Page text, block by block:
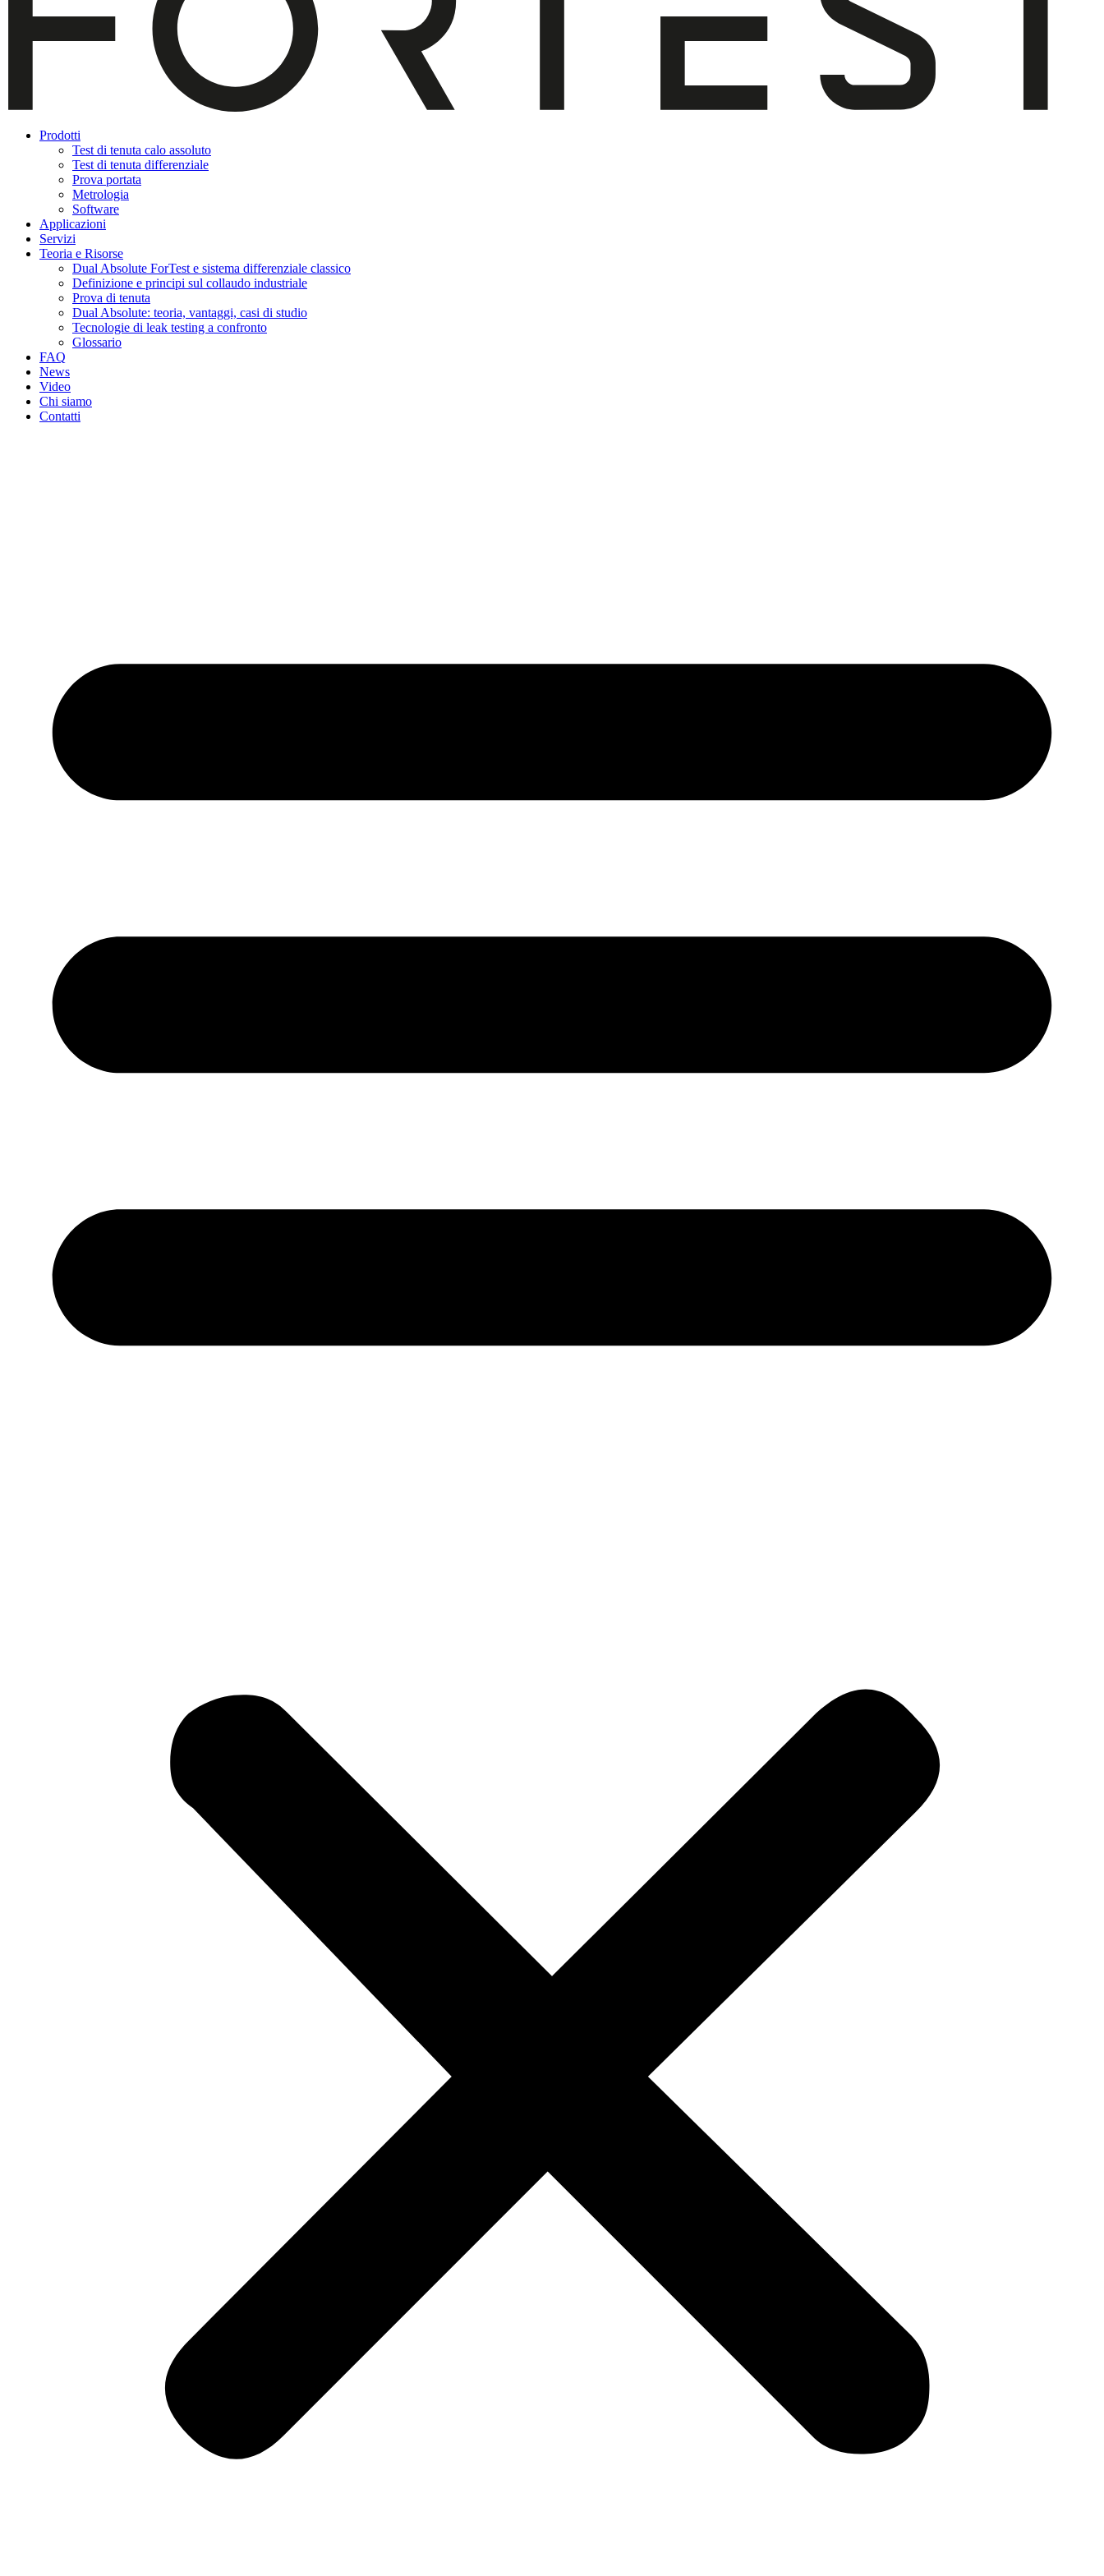
Prodotti
Test di tenuta calo assoluto
Test di tenuta differenziale
Prova portata
Metrologia
Software
Applicazioni
Servizi
Teoria e Risorse
Dual Absolute ForTest e sistema differenziale classico
Definizione e principi sul collaudo industriale
Prova di tenuta
Dual Absolute: teoria, vantaggi, casi di studio
Tecnologie di leak testing a confronto
Glossario
FAQ
News
Video
Chi siamo
Contatti